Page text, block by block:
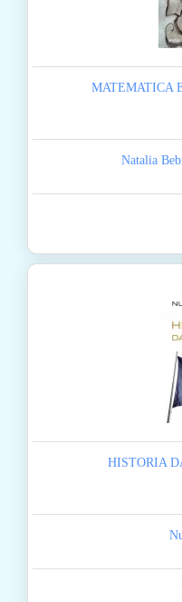
MATEMATICA
Natalia
HISTORIA